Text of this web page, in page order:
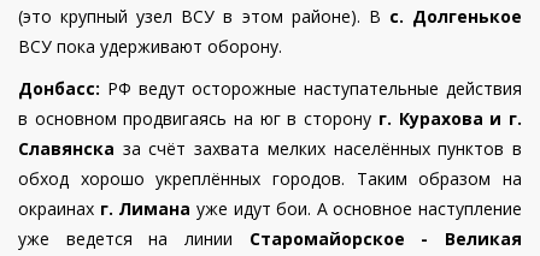
(это крупный узел ВСУ в этом районе). В с. Долгенькое
ВСУ пока удерживают оборону.
Донбасс: РФ ведут осторожные наступательные действия
в основном продвигаясь на юг в сторону г. Курахова и г.
Славянска за счёт захвата мелких населённых пунктов в
обход хорошо укреплённых городов. Таким образом на
окраинах г. Лимана уже идут бои. А основное наступление
уже ведется на линии Старомайорское - Великая